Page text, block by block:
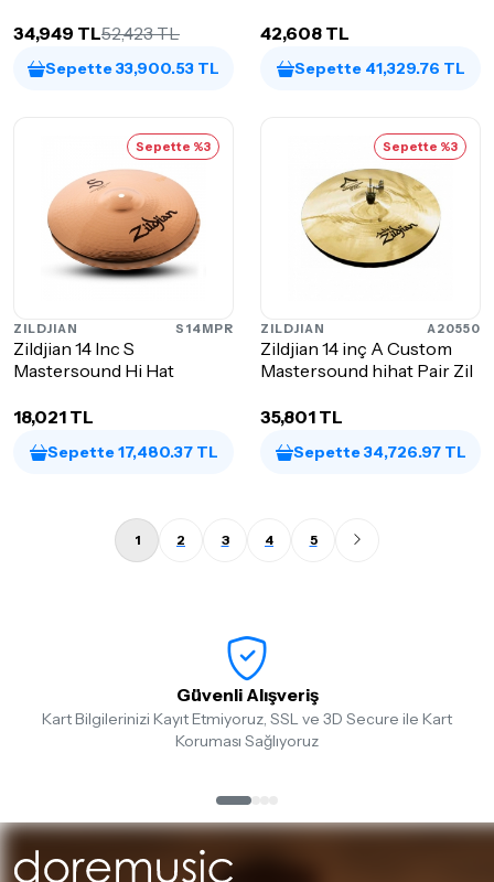
34,949 TL52,423 TL
Sepette 33,900.53 TL
42,608 TL
Sepette 41,329.76 TL
Sepette %3
ZILDJIAN S14MPR
Zildjian 14 Inc S
Mastersound Hi Hat
18,021 TL
Sepette 17,480.37 TL
Sepette %3
ZILDJIAN A20550
Zildjian 14 inç A Custom
Mastersound hihat Pair Zil
35,801 TL
Sepette 34,726.97 TL
1 2 3 4 5
Güvenli Alışveriş
Kart Bilgilerinizi Kayıt Etmiyoruz, SSL ve 3D Secure ile Kart
Koruması Sağlıyoruz